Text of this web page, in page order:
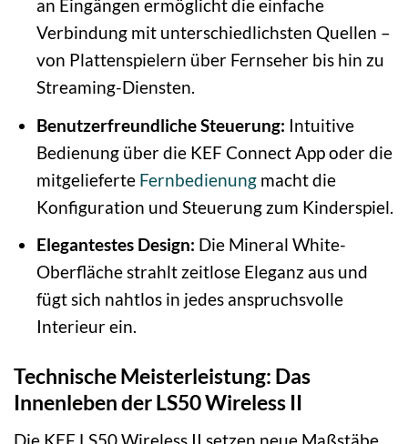
an Eingängen ermöglicht die einfache
Verbindung mit unterschiedlichsten Quellen –
von Plattenspielern über Fernseher bis hin zu
Streaming-Diensten.
Benutzerfreundliche Steuerung: Intuitive
Bedienung über die KEF Connect App oder die
mitgelieferte Fernbedienungmacht die
Konfiguration und Steuerung zum Kinderspiel.
Elegantestes Design: Die Mineral White-
Oberfläche strahlt zeitlose Eleganz aus und
fügt sich nahtlos in jedes anspruchsvolle
Interieur ein.
Technische Meisterleistung: Das
Innenleben der LS50 Wireless II